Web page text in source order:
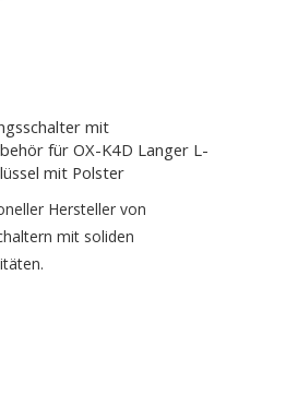
mit
für OX-K4D Langer L-
mit Polster
Hersteller von
mit soliden